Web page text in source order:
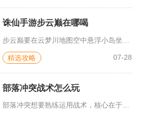
诛仙手游步云巅在哪喝
精选攻略 07-28
部落冲突战术怎么玩
部落冲突想要熟练运用战术，核心在于看懂阵型、做好清边引流，根...